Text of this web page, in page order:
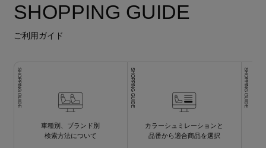
SHOPPING GUIDE
ご利用ガイド
SHOPPING GUIDE
車種別、ブランド別
検索方法について
SHOPPING GUIDE
カラーシュミレーションと
品番から適合商品を選択
SHOPPING GUIDE